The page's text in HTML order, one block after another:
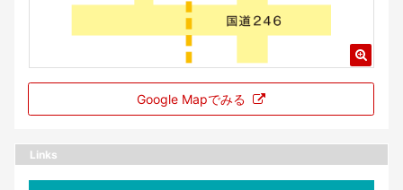
Google Mapでみる
Links